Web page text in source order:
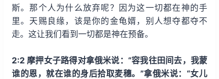
斯。那个人为什么放弃呢？因为这一切都在神的手
里。天赐良缘，该是你的金龟婿，别人想夺都夺不
走。这让我们看到一切都是神在预备。
2:2 摩押女子路得对拿俄米说：“容我往田间去，我蒙
谁的恩，就在谁的身后拾取麦穗。”拿俄米说：“女儿